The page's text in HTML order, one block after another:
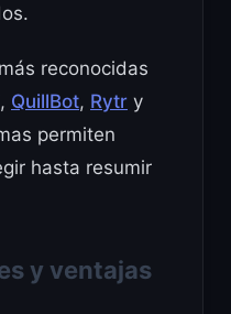
reconocidas
, QuillBot, Rytr y
permiten
hasta resumir
y ventajas